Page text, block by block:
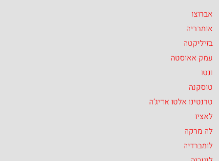
אברוצו
אומבריה
בזיליקטה
עמק אאוסטה
ונטו
טוסקנה
טרנטינו אלטו אדיג’ה
לאציו
לה מרקה
לומברדיה